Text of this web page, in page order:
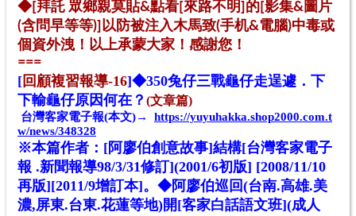
◆[拜託 眾鄉親莫貼&點看[來路不明]的[影集&圖片
(含問早等等)]以防被注入木馬致(手机&電腦)中毒或
個資外洩！以上承蒙大家！感謝您！
===
[回顧複習報導-16]◆350兔仔三戰龜仔走逞遽．下
下輸龜仔原因何在？ (文章篇)
台灣客家電子報(本文)→
https://yuyuhakka.shop2000.com.t
w/news/348328
※本篇作者： [阿廖伯創意故事]結構[台灣客家電子
報 .新聞報導98/3/31修訂](2001/6初版] [2008/11/10
再版][2011/9增訂本]。 ◆阿廖伯巡回(台南.高雄.美
濃,屏東.台東.花蓮等地)開[客家白話語文班](成人